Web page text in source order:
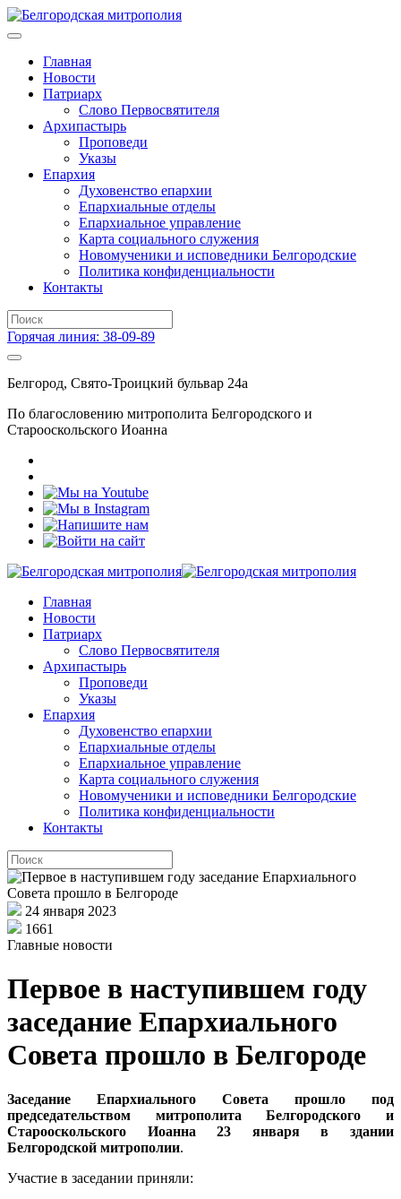
Главная
Новости
Патриарх
Слово Первосвятителя
Архипастырь
Проповеди
Указы
Епархия
Духовенство епархии
Епархиальные отделы
Епархиальное управление
Карта социального служения
Новомученики и исповедники Белгородские
Политика конфиденциальности
Контакты
Горячая линия: 38-09-89
Белгород, Свято-Троицкий бульвар 24а
По благословению митрополита Белгородского и
Старооскольского Иоанна
Главная
Новости
Патриарх
Слово Первосвятителя
Архипастырь
Проповеди
Указы
Епархия
Духовенство епархии
Епархиальные отделы
Епархиальное управление
Карта социального служения
Новомученики и исповедники Белгородские
Политика конфиденциальности
Контакты
24 января 2023
1661
Главные новости
Первое в наступившем году
заседание Епархиального
Совета прошло в Белгороде
Заседание Епархиального Совета прошло под
председательством митрополита Белгородского и
Старооскольского Иоанна 23 января в здании
Белгородской митрополии.
Участие в заседании приняли: